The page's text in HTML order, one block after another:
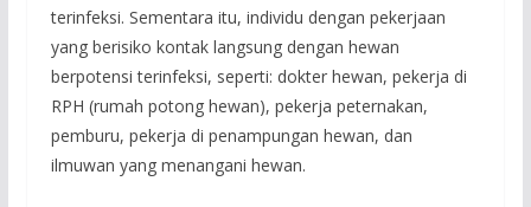
terinfeksi. Sementara itu, individu dengan pekerjaan
yang berisiko kontak langsung dengan hewan
berpotensi terinfeksi, seperti: dokter hewan, pekerja di
RPH (rumah potong hewan), pekerja peternakan,
pemburu, pekerja di penampungan hewan, dan
ilmuwan yang menangani hewan.